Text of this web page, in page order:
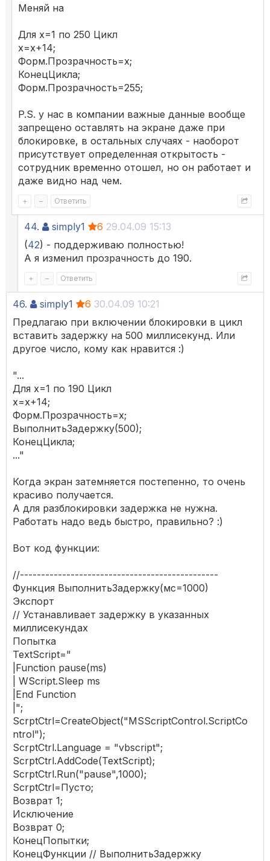
Меняй на
Для х=1 по 250 Цикл
х=х+14;
Форм.Прозрачность=х;
КонецЦикла;
Форм.Прозрачность=255;
P.S. у нас в компании важные данные вообще
запрещено оставлять на экране даже при
блокировке, в остальных случаях - наоборот
присутствует определенная открытость -
сотрудник временно отошел, но он работает и
даже видно над чем.
+ – Ответить
44. simply1 6 29.04.09 15:13
(42) - поддерживаю полностью!
А я изменил прозрачность до 190.
+ – Ответить
46. simply1 6 30.04.09 10:21
Предлагаю при включении блокировки в цикл
вставить задержку на 500 миллисекунд. Или
другое число, кому как нравится :)
"...
Для х=1 по 190 Цикл
х=х+14;
Форм.Прозрачность=х;
ВыполнитьЗадержку(500);
КонецЦикла;
..."
Когда экран затемняется постепенно, то очень
красиво получается.
А для разблокировки задержка не нужна.
Работать надо ведь быстро, правильно? :)
Вот код функции:
//-----------------------------------------------
Функция ВыполнитьЗадержку(мс=1000)
Экспорт
// Устанавливает задержку в указанных
миллисекундах
Попытка
TextScript="
|Function pause(ms)
| WScript.Sleep ms
|End Function
|";
ScrptCtrl=CreateObject("MSScriptControl.ScriptCo
ntrol");
ScrptCtrl.Language = "vbscript";
ScrptCtrl.AddCode(TextScript);
ScrptCtrl.Run("pause",1000);
ScrptCtrl=Пусто;
Возврат 1;
Исключение
Возврат 0;
КонецПопытки;
КонецФункции // ВыполнитьЗадержку